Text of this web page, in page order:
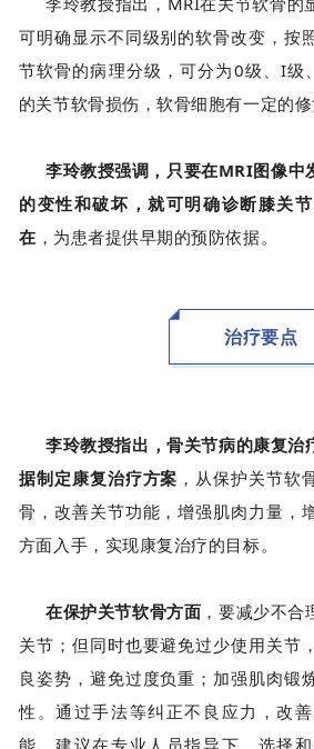
可明确显示不同级别的软骨改变，按
节软骨的病理分级，可分为0级、I
的关节软骨损伤，软骨细胞有一定的修
李玲教授强调，只要在MRI图像中
的变性和破坏，就可明确诊断膝关
在 ，为患者提供早期的预防依据。
治疗要点
李玲教授指出，骨关节病的康复治
据制定康复治疗方案 ，从保护关节软
骨，改善关节功能，增强肌肉力量，
方面入手，实现康复治疗的目标。
在保护关节软骨方面 ，要减少不
关节；但同时也要避免过少使用关节
良姿势，避免过度负重；加强肌肉锻
性。通过手法等纠正不良应力，改
能。建议在专业人员指导下，选择